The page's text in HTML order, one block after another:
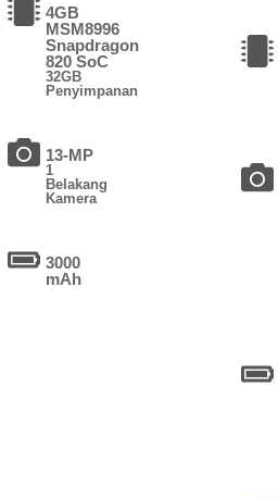
4GB
MSM8996
Snapdragon
820 SoC
32GB
Penyimpanan
13-MP
1
Belakang
Kamera
3000
mAh